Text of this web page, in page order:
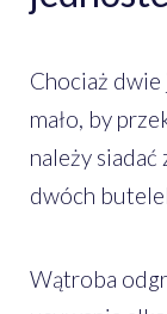
Chociaż
mało, by
należy siadać
dwóch
Wątroba